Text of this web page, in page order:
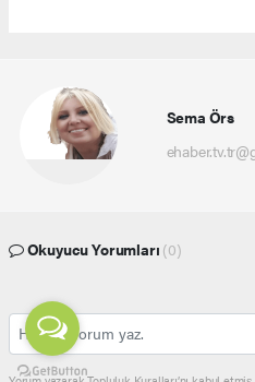
Sema Örs
Okuyucu Yorumları (0)